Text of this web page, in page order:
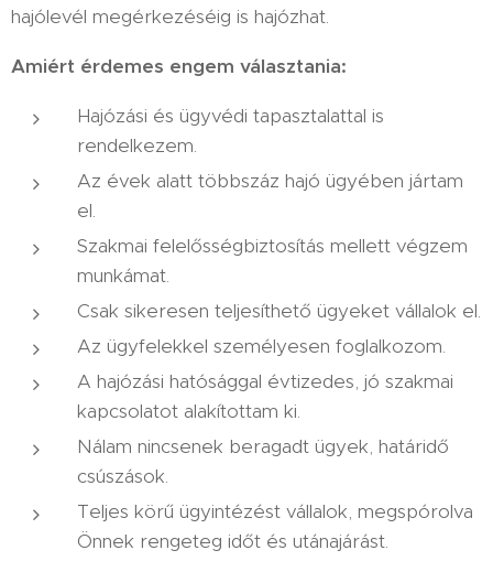
hajólevél megérkezéséig is hajózhat.
Amiért érdemes engem választania:
Hajózási és ügyvédi tapasztalattal is
rendelkezem.
Az évek alatt többszáz hajó ügyében jártam
el.
Szakmai felelősségbiztosítás mellett végzem
munkámat.
Csak sikeresen teljesíthető ügyeket vállalok el.
Az ügyfelekkel személyesen foglalkozom.
A hajózási hatósággal évtizedes, jó szakmai
kapcsolatot alakítottam ki.
Nálam nincsenek beragadt ügyek, határidő
csúszások.
Teljes körű ügyintézést vállalok, megspórolva
Önnek rengeteg időt és utánajárást.